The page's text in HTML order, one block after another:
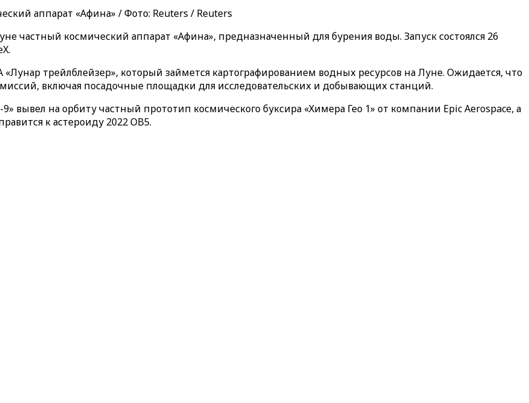
аппарат «Афина» / Фото: Reuters / Reuters
частный космический аппарат «Афина», предназначенный для бурения воды. Запуск состоялся 26
трейлблейзер», который займется картографированием водных ресурсов на Луне. Ожидается, что
включая посадочные площадки для исследовательских и добывающих станций.
на орбиту частный прототип космического буксира «Химера Гео 1» от компании Epic Aerospace, а
к астероиду 2022 OB5.